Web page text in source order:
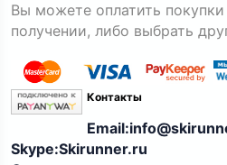
Вы можете оплатить
получении, либо выбрать
Контакты
Skype:Skirunner.ru